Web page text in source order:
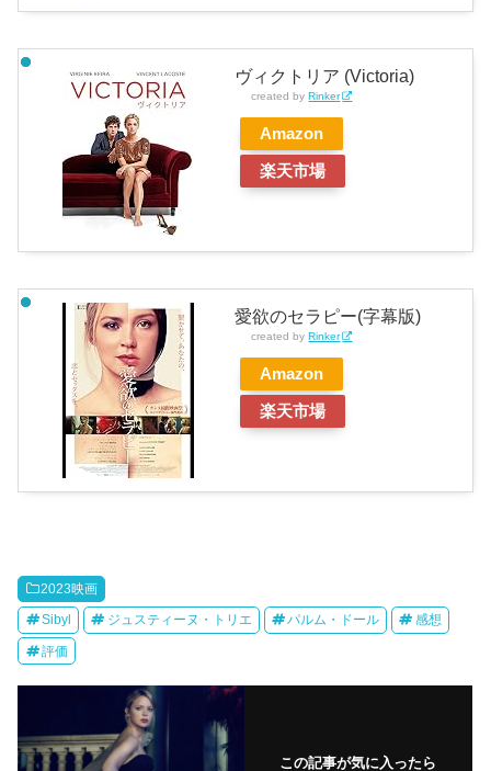
ヴィクトリア (Victoria)
created byRinker
Amazon
楽天市場
愛欲のセラピー(字幕版)
created byRinker
Amazon
楽天市場
2023映画
Sibyl ジュスティーヌ・トリエ パルム・ドール 感想
評価
この記事が気に入ったら